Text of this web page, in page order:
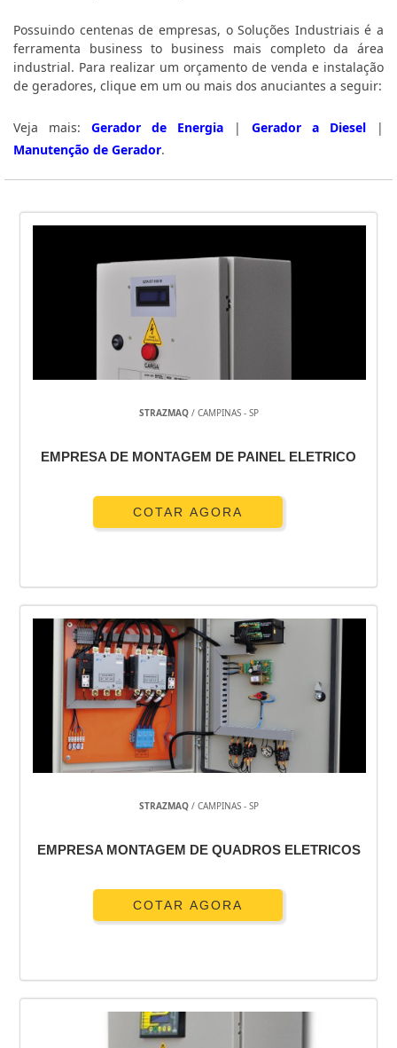
Possuindo centenas de empresas, o Soluções Industriais é a
ferramenta business to business mais completo da área
industrial. Para realizar um orçamento de venda e instalação
de geradores, clique em um ou mais dos anuciantes a seguir:
Veja mais: Gerador de Energia | Gerador a Diesel |
Manutenção de Gerador.
STRAZMAQ/ CAMPINAS - SP
EMPRESA DE MONTAGEM DE PAINEL ELETRICO
COTAR AGORA
STRAZMAQ/ CAMPINAS - SP
EMPRESA MONTAGEM DE QUADROS ELETRICOS
COTAR AGORA